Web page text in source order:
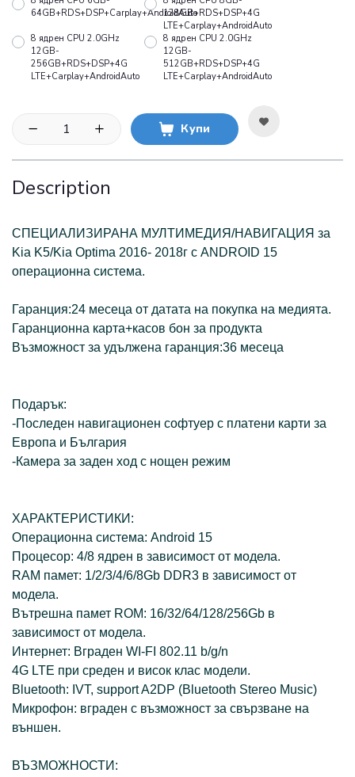
64GB+RDS+DSP+Carplay+AndroidAuto128GB+RDS+DSP+4G
LTE+Carplay+AndroidAuto
8 ядрен CPU 2.0GHz
12GB-
256GB+RDS+DSP+4G
LTE+Carplay+AndroidAuto
8 ядрен CPU 2.0GHz
12GB-
512GB+RDS+DSP+4G
LTE+Carplay+AndroidAuto
Купи
Description
СПЕЦИАЛИЗИРАНА МУЛТИМЕДИЯ/НАВИГАЦИЯ за
Kia K5/Kia Optima 2016- 2018г с ANDROID 15
операционна система.
Гаранция:24 месеца от датата на покупка на медията.
Гаранционна карта+касов бон за продукта
Възможност за удължена гаранция:36 месеца
Подарък:
-Последен навигационен софтуер с платени карти за
Европа и България
-Камера за заден ход с нощен режим
ХАРАКТЕРИСТИКИ:
Операционна система: Android 15
Процесор: 4/8 ядрен в зависимост от модела.
RAM памет: 1/2/3/4/6/8Gb DDR3 в зависимост от
модела.
Вътрешна памет ROM: 16/32/64/128/256Gb в
зависимост от модела.
Интернет: Вграден WI-FI 802.11 b/g/n
4G LTE при среден и висок клас модели.
Bluetooth: IVT, support A2DP (Bluetooth Stereo Music)
Микрофон: вграден с възможност за свързване на
външен.
ВЪЗМОЖНОСТИ: